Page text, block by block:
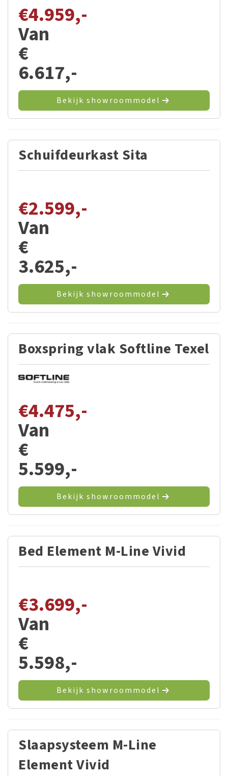
€4.959,-
Van
€
6.617,-
Bekijk showroommodel
Schuifdeurkast Sita
€2.599,-
Van
€
3.625,-
Bekijk showroommodel
Boxspring vlak Softline Texel
€4.475,-
Van
€
5.599,-
Bekijk showroommodel
Bed Element M-Line Vivid
€3.699,-
Van
€
5.598,-
Bekijk showroommodel
Slaapsysteem M-Line
Element Vivid